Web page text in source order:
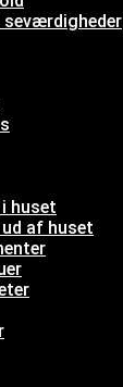
huset
af huset